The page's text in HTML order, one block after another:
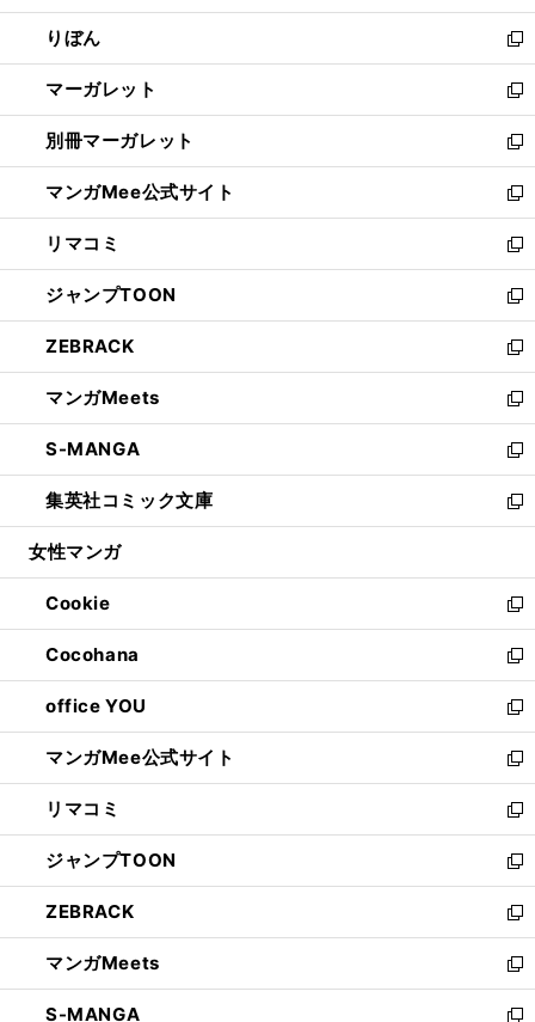
開
く
ウ
で
開
く
ン
ド
ウ
で
開
く
ウ
ィ
ン
ド
ウ
で
開
く
りぼん
新
し
い
ウ
ィ
ン
ド
ウ
で
開
く
マーガレット
新
し
い
ウ
ィ
ン
ド
ウ
で
開
く
別冊マーガレット
新
し
い
ウ
ィ
ン
ド
ウ
で
開
く
マンガMee公式サイト
新
し
い
ウ
ィ
ン
ド
ウ
で
開
く
リマコミ
新
し
い
ウ
ィ
ン
ド
ウ
で
開
く
ジャンプTOON
新
し
い
ウ
ィ
ン
ド
ウ
で
開
ZEBRACK
新
し
い
ウ
ィ
ン
ド
ウ
開
く
マンガMeets
新
し
い
ウ
ィ
ン
ウ
で
開
く
S-MANGA
新
し
い
ウ
ン
ド
ウ
で
開
く
集英社コミック文庫
新
し
ウ
ィ
ン
ド
ウ
で
開
く
女性マンガ
Cookie
新
し
い
ウ
ィ
ン
ド
ウ
で
開
く
Cocohana
新
し
い
ウ
ィ
ン
ド
ウ
で
開
く
office YOU
新
し
い
ウ
ィ
ン
ド
ウ
で
開
く
マンガMee公式サイト
新
し
い
ウ
ィ
ン
ド
ウ
で
開
く
リマコミ
新
し
い
ウ
ィ
ン
ド
ウ
で
ジャンプTOON
新
し
い
ウ
ィ
ン
ド
ZEBRACK
新
し
い
ウ
ィ
マンガMeets
新
し
S-MANGA